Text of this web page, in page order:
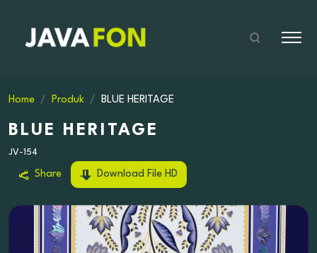
Home Produk BLUE HERITAGE
BLUE HERITAGE
JV-154
Share Download File HD